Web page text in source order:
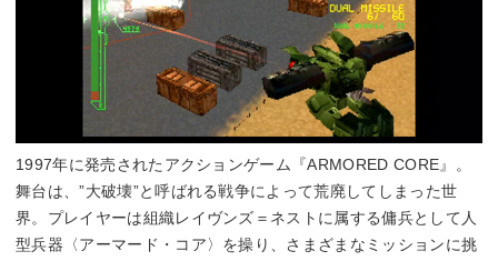
1997年に発売されたアクションゲーム『ARMORED CORE』。
舞台は、”大破壊”と呼ばれる戦争によって荒廃してしまった世
界。プレイヤーは組織レイヴンズ＝ネストに属する傭兵として人
型兵器〈アーマード・コア〉を操り、さまざまなミッションに挑